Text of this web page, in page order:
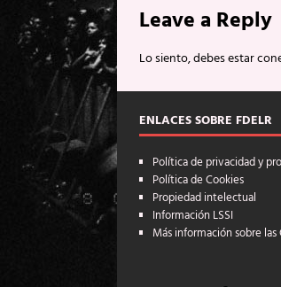
Leave a Reply
Lo siento, debes estar
ENLACES SOBRE FDELR
Política de privacidad y
Política de Cookies
Propiedad intelectual
Información LSSI
Más información sobre las